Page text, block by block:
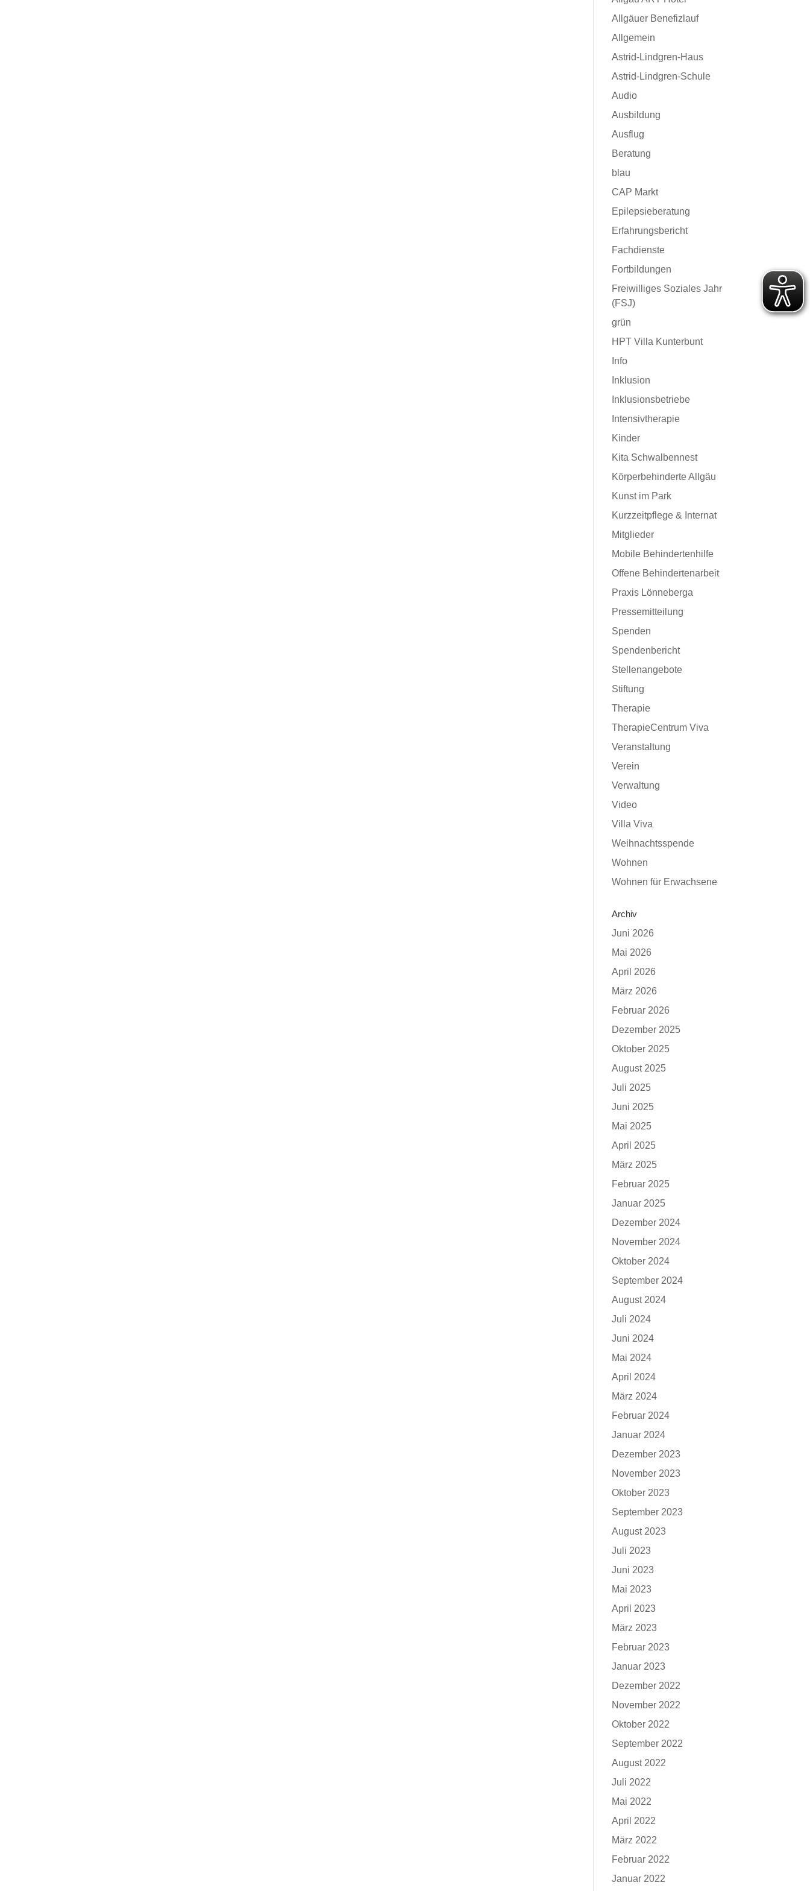
Allgäuer Benefizlauf
Allgemein
Astrid-Lindgren-Haus
Astrid-Lindgren-Schule
Audio
Ausbildung
Ausflug
Beratung
blau
CAP Markt
Epilepsieberatung
Erfahrungsbericht
Fachdienste
Fortbildungen
Freiwilliges Soziales Jahr
(FSJ)
grün
HPT Villa Kunterbunt
Info
Inklusion
Inklusionsbetriebe
Intensivtherapie
Kinder
Kita Schwalbennest
Körperbehinderte Allgäu
Kunst im Park
Kurzzeitpflege & Internat
Mitglieder
Mobile Behindertenhilfe
Offene Behindertenarbeit
Praxis Lönneberga
Pressemitteilung
Spenden
Spendenbericht
Stellenangebote
Stiftung
Therapie
TherapieCentrum Viva
Veranstaltung
Verein
Verwaltung
Video
Villa Viva
Weihnachtsspende
Wohnen
Wohnen für Erwachsene
Archiv
Juni 2026
Mai 2026
April 2026
März 2026
Februar 2026
Dezember 2025
Oktober 2025
August 2025
Juli 2025
Juni 2025
Mai 2025
April 2025
März 2025
Februar 2025
Januar 2025
Dezember 2024
November 2024
Oktober 2024
September 2024
August 2024
Juli 2024
Juni 2024
Mai 2024
April 2024
März 2024
Februar 2024
Januar 2024
Dezember 2023
November 2023
Oktober 2023
September 2023
August 2023
Juli 2023
Juni 2023
Mai 2023
April 2023
März 2023
Februar 2023
Januar 2023
Dezember 2022
November 2022
Oktober 2022
September 2022
August 2022
Juli 2022
Mai 2022
April 2022
März 2022
Februar 2022
Januar 2022